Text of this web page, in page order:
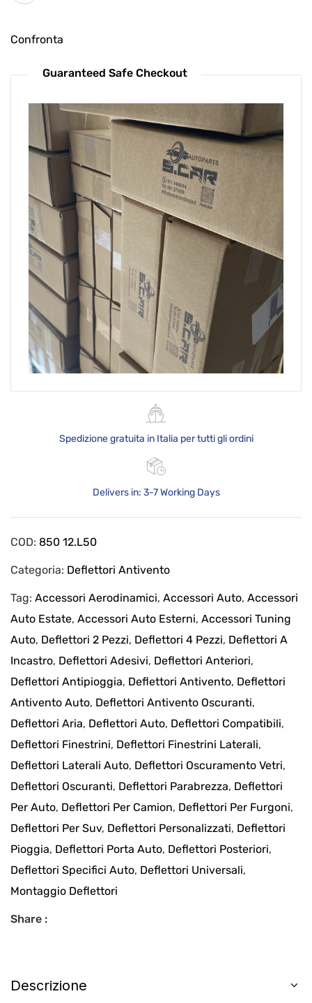
Confronta
Guaranteed Safe Checkout
Spedizione gratuita in Italia per tutti gli ordini
Delivers in: 3-7 Working Days
COD: 850 12.L50
Categoria: Deflettori Antivento
Tag: Accessori Aerodinamici, Accessori Auto, Accessori
Auto Estate, Accessori Auto Esterni, Accessori Tuning
Auto, Deflettori 2 Pezzi, Deflettori 4 Pezzi, Deflettori A
Incastro, Deflettori Adesivi, Deflettori Anteriori,
Deflettori Antipioggia, Deflettori Antivento, Deflettori
Antivento Auto, Deflettori Antivento Oscuranti,
Deflettori Aria, Deflettori Auto, Deflettori Compatibili,
Deflettori Finestrini, Deflettori Finestrini Laterali,
Deflettori Laterali Auto, Deflettori Oscuramento Vetri,
Deflettori Oscuranti, Deflettori Parabrezza, Deflettori
Per Auto, Deflettori Per Camion, Deflettori Per Furgoni,
Deflettori Per Suv, Deflettori Personalizzati, Deflettori
Pioggia, Deflettori Porta Auto, Deflettori Posteriori,
Deflettori Specifici Auto, Deflettori Universali,
Montaggio Deflettori
Share :
Descrizione